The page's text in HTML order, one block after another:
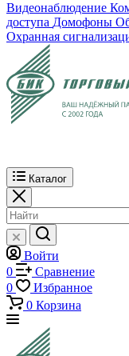
Видеонаблюдение
доступа Домофоны
Охранная
Каталог
Войти
0
Сравнение
0
Избранное
0 Корзина